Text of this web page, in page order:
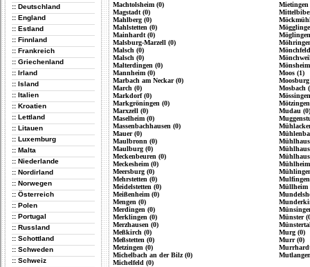
:: Deutschland
:: England
:: Estland
:: Finnland
:: Frankreich
:: Griechenland
:: Irland
:: Island
:: Italien
:: Kroatien
:: Lettland
:: Litauen
:: Luxemburg
:: Malta
:: Niederlande
:: Nordirland
:: Norwegen
:: Österreich
:: Polen
:: Portugal
:: Russland
:: Schottland
:: Schweden
:: Schweiz
Machtolsheim (0)
Magstadt (0)
Mahlberg (0)
Mahlstetten (0)
Mainhardt (0)
Malsburg-Marzell (0)
Malsch (0)
Malsch (0)
Malterdingen (0)
Mannheim (0)
Marbach am Neckar (0)
March (0)
Markdorf (0)
Markgröningen (0)
Marxzell (0)
Maselheim (0)
Massenbachhausen (0)
Mauer (0)
Maulbronn (0)
Maulburg (0)
Meckenbeuren (0)
Meckesheim (0)
Meersburg (0)
Mehrstetten (0)
Meidelstetten (0)
Meißenheim (0)
Mengen (0)
Merdingen (0)
Merklingen (0)
Merzhausen (0)
Meßkirch (0)
Meßstetten (0)
Metzingen (0)
Michelbach an der Bilz (0)
Michelfeld (0)
Mietingen
Moos (1)
Moosburg
Mosbach
Mudau (0)
Müllheim
Münster
Murg (0)
Murr (0)